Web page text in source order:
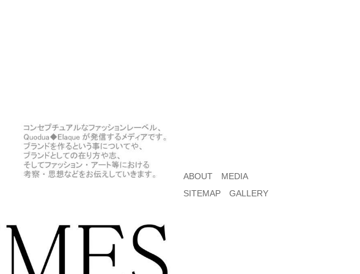
ABOUT
MEDIA
SITEMAP
GALLERY